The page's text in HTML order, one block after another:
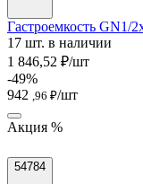
Гастроемкость GN1/
17 шт. в наличии
1 846,52 ₽/шт
-49%
942 ,96 ₽/шт
Акция %
54784